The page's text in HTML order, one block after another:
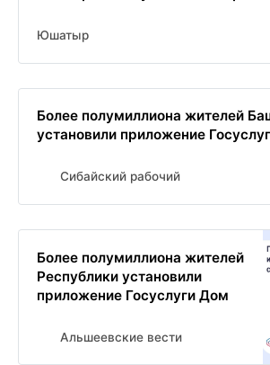
Юшатыр
Более полумиллиона жителей
установили приложение
Сибайский рабочий
Более полумиллиона жителей
Республики установили
приложение Госуслуги Дом
Альшеевские вести